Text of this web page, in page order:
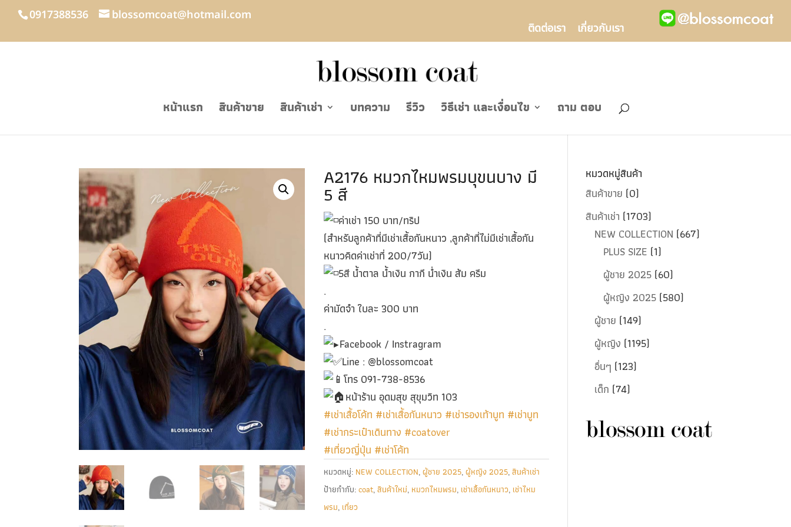
0917388536
blossomcoat@hotmail.com
ติดต่อเรา
เกี่ยวกับเรา
หน้าแรก สินค้าขาย สินค้าเช่า บทความ รีวิว วิธีเช่า และเงื่อนไข ถาม ตอบ
A2176 หมวกไหมพรมบุขนบาง มี
5 สี
ค่าเช่า 150 บาท/ทริป
(สำหรับลูกค้าที่มีเช่าเสื้อกันหนาว ,ลูกค้าที่ไม่มีเช่าเสื้อกัน
หนาวคิดค่าเช่าที่ 200/7วัน)
5สี น้ำตาล น้ำเงิน กากี น่ำเงิน ส้ม ครีม
.
ค่ามัดจำ ใบละ 300 บาท
.
Facebook / Instragram
Line : @blossomcoat
โทร 091-738-8536
หน้าร้าน อุดมสุข สุขุมวิท 103
#เช่าเสื้อโค้ท #เช่าเสื้อกันหนาว #เช่ารองเท้าบูท #เช่าบูท
#เช่ากระเป๋าเดินทาง #coatover
#เที่ยวญี่ปุ่น #เช่าโค้ท
หมวดหมู่: NEW COLLECTION,ผู้ชาย 2025,ผู้หญิง 2025,สินค้าเช่า
ป้ายกำกับ:coat,สินค้าใหม่, หมวกไหมพรม, เช่าเสื้อกันหนาว, เช่าไหม
พรม, เที่ยว
หมวดหมู่สินค้า
สินค้าขาย (0)
สินค้าเช่า (1703)
NEW COLLECTION (667)
PLUS SIZE (1)
ผู้ชาย 2025 (60)
ผู้หญิง 2025 (580)
ผู้ชาย (149)
ผู้หญิง (1195)
อื่นๆ (123)
เด็ก (74)